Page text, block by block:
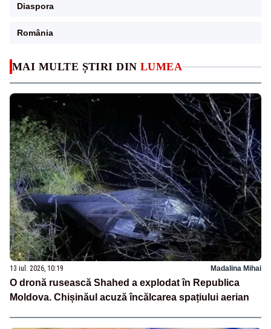
MAI MULTE ȘTIRI DIN LUMEA
13 iul. 2026, 10:19 Madalina Mihai
O dronă rusească Shahed a explodat în Republica
Moldova. Chișinăul acuză încălcarea spațiului aerian
Diaspora
România